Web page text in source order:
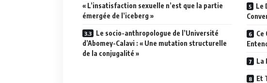
« L’insatisfaction sexuelle n’est que la partie
émergée de l’iceberg »
Le socio-anthropologue de l’Université
d’Abomey-Calavi : « Une mutation structurelle
de la conjugalité »
Le
Ce
La
Et